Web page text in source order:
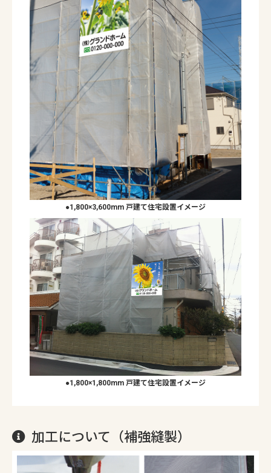
●1,800×3,600mm 戸建て住宅設置イメージ
●1,800×1,800mm 戸建て住宅設置イメージ
加工について（補強縫製）